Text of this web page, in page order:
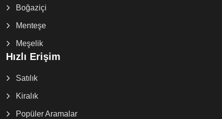
Boğaziçi
Menteşe
Meşelik
Hızlı Erişim
Satılık
Kiralık
Popüler Aramalar